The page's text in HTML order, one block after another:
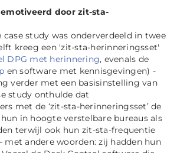
door zit-sta-
study was onderverdeeld in twee
kreeg een 'zit-sta-herinneringsset'
DPG met herinnering, evenals de
en software met kennisgevingen) -
verder met een basisinstelling van
study onthulde dat
met de ‘zit-sta-herinneringsset’ de
in hoogte verstelbare bureaus als
terwijl ook hun zit-sta-frequentie
met andere woorden: zij hadden hun